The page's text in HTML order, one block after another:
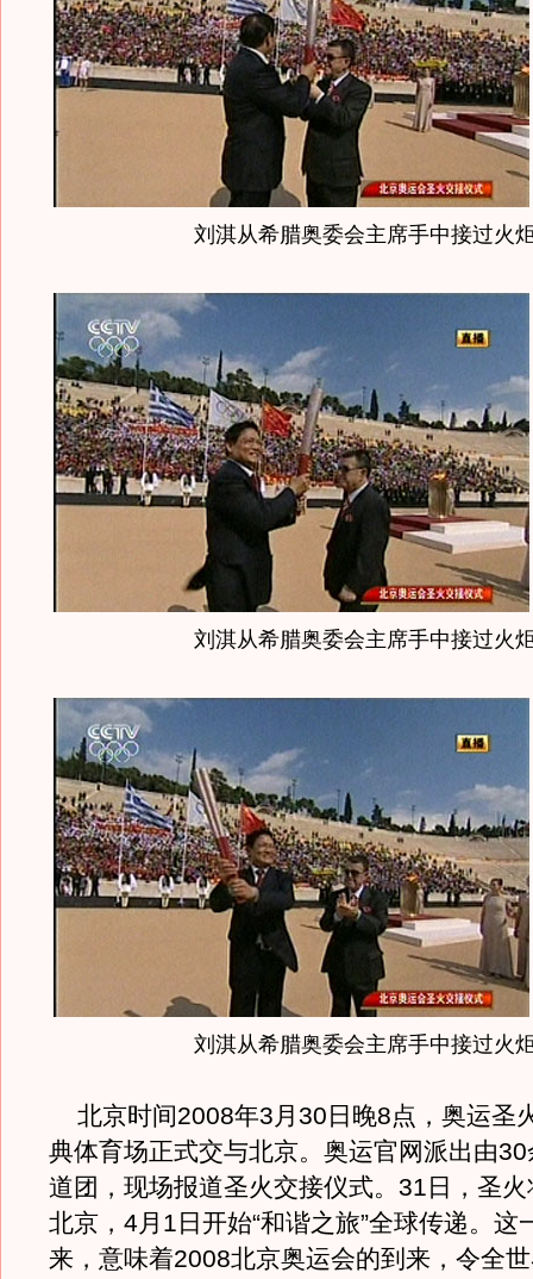
刘淇从希腊奥委会主席手中接过火
刘淇从希腊奥委会主席手中接过火
刘淇从希腊奥委会主席手中接过火
北京时间2008年3月30日晚8点，奥运圣
典体育场正式交与北京。奥运官网派出由
道团，现场报道圣火交接仪式。31日，圣
北京，4月1日开始“和谐之旅”全球传递。这
来，意味着2008北京奥运会的到来，令全